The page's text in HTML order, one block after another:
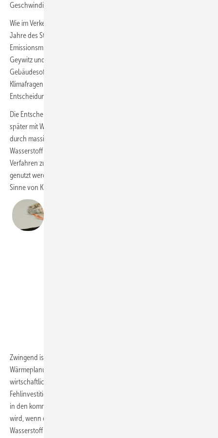
Geschwindigkeit der Emissionsreduktion bleibt offen.
Wie im Verkehrssektor drohen nun auch im Gebäudebereich weitere
Jahre des Stillstands und das Erreichen der
Emissionsminderungsziele für 2030 rückt in weite Ferne. Das von Klara
Geywitz und Robert Habeck im Juli 2022 vorgelegte
Gebäudesofortprogramm, schon damals vom Expertenrat für
Klimafragen als unzureichend gerügt, wird durch die gestrige
Entscheidung vollkommen entkernt.
Die Entscheidung, dass beim Heizen ein Weiter so erst mit Gas und
später mit Wasserstoff möglich sein soll, droht für die Menschen
durch massiv steigende CO
Wasserstoff zur Kostenfalle zu werden. Das parlamentarische
Verfahren zum GEG und zur kommunalen Wärmeplanung muss nun
genutzt werden, um die offenen Fragen des gestrigen Beschlusses im
Sinne von Klimaschutz und sozialer Gerechtigkeit zu beantworten.
Zwingend ist erstens, nun die Unabhängigkeit der kommunalen
Wärmeplanung sicherzustellen, da viele Stadtwerke ein
wirtschaftliches Eigeninteresse haben. Um Menschen vor
Fehlinvestitionen zu schützen, muss zweitens geklärt werden, was mit
in den kommenden Jahren neu gebauten Gas-Heizungen passieren
wird, wenn der Gasnetzbetreiber keine Transformation zu grünem
Wasserstoff plant.